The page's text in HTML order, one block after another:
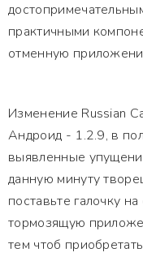
практичными
отменную
Изменение Russian
Андроид - 1.2.9, в
выявленные
данную минуту
поставьте галочку
тормозящую
тем чтоб